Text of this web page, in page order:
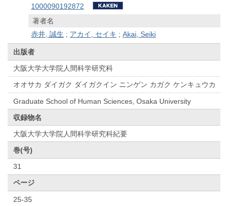
1000090192872
著者名
赤井, 誠生 ; アカイ, セイキ ;Akai, Seiki
出版者
大阪大学大学院人間科学研究科
オオサカ ダイガク ダイガクイン ニンゲン カガク ケンキュウカ
Graduate School of Human Sciences, Osaka University
収録物名
大阪大学大学院人間科学研究科紀要
巻(号)
31
ページ
25-35